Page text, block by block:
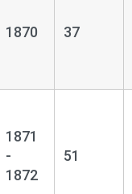
1870 37
1871
-
1872
51